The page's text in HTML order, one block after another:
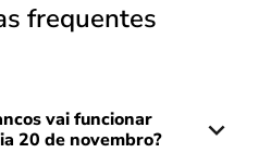
frequentes
vai funcionar
20 de novembro?